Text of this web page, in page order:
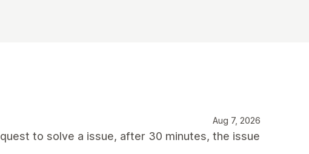
Aug 7, 2026
to solve a issue, after 30 minutes, the issue